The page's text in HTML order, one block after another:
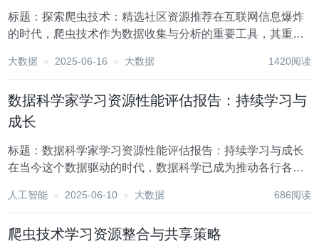
标题：探索爬虫技术：精选社区资源推荐在互联网信息爆炸
的时代，爬虫技术作为数据收集与分析的重要工具，其重要
爬虫技术都能提供强有力的支持。然而，爬虫技术的学习与
大数据 2025-06-16 大数据 1420阅读
数据科学家学习资源性能评估报告：持续学习与
成长
标题：数据科学家学习资源性能评估报告：持续学习与成长
在当今这个数据驱动的时代，数据科学已成为推动各行各业
才，不仅需要掌握扎实的统计学、编程和机器学习等基础知
人工智能 2025-06-10 大数据 686阅读
爬虫技术学习资源整合与共享策略